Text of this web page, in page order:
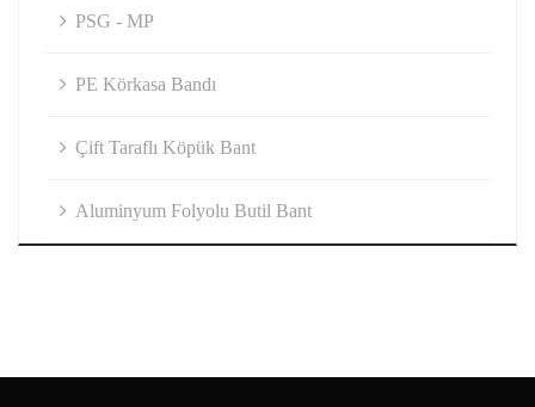
PSG - MP
PE Körkasa Bandı
Çift Taraflı Köpük Bant
Aluminyum Folyolu Butil Bant